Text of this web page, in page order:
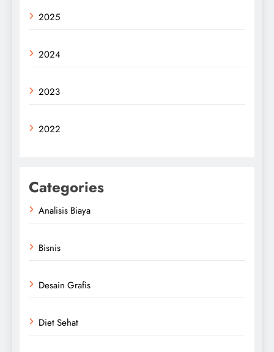
2025
2024
2023
2022
Categories
Analisis Biaya
Bisnis
Desain Grafis
Diet Sehat